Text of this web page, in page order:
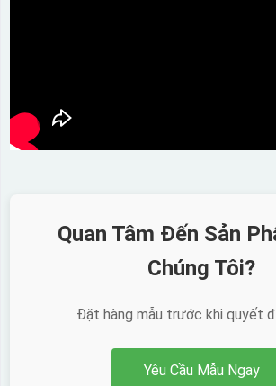
Quan Tâm Đến Sản
Chúng Tôi?
Đặt hàng mẫu trước khi quyết
Yêu Cầu Mẫu Ngay